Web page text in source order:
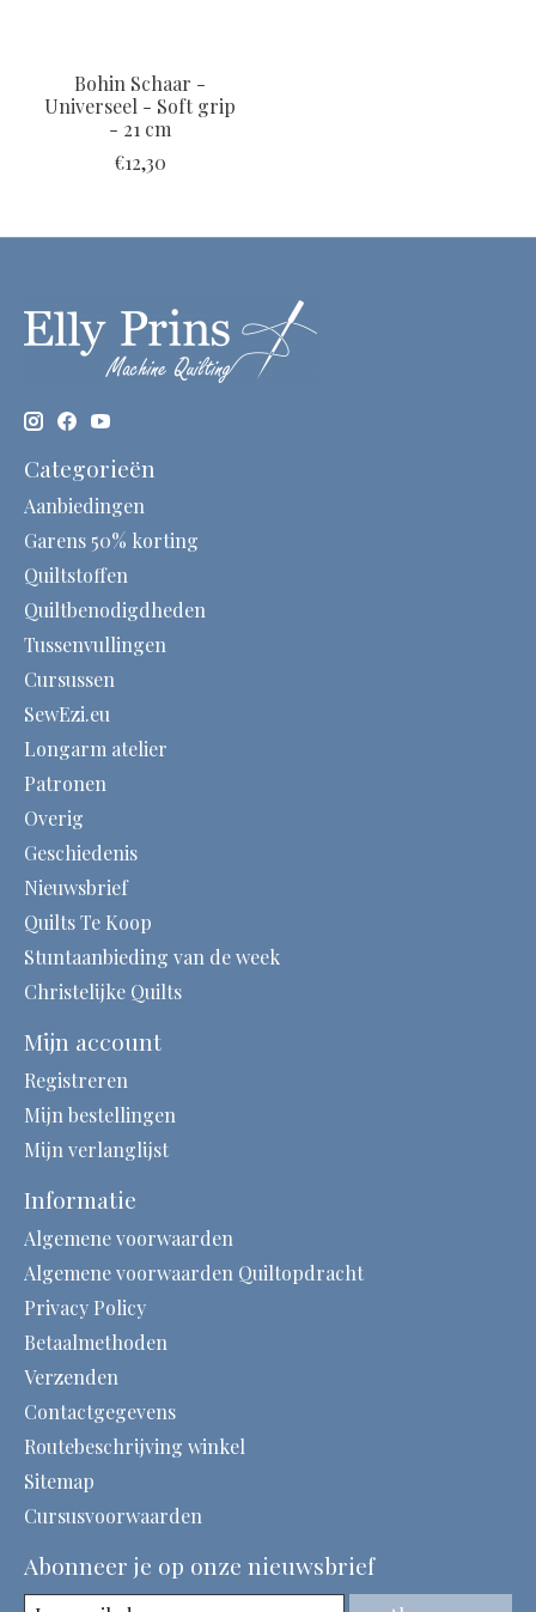
Bohin Schaar -
Universeel - Soft grip
- 21 cm
€12,30
Categorieën
Aanbiedingen
Garens 50% korting
Quiltstoffen
Quiltbenodigdheden
Tussenvullingen
Cursussen
SewEzi.eu
Longarm atelier
Patronen
Overig
Geschiedenis
Nieuwsbrief
Quilts Te Koop
Stuntaanbieding van de week
Christelijke Quilts
Mijn account
Registreren
Mijn bestellingen
Mijn verlanglijst
Informatie
Algemene voorwaarden
Algemene voorwaarden Quiltopdracht
Privacy Policy
Betaalmethoden
Verzenden
Contactgegevens
Routebeschrijving winkel
Sitemap
Cursusvoorwaarden
Abonneer je op onze nieuwsbrief